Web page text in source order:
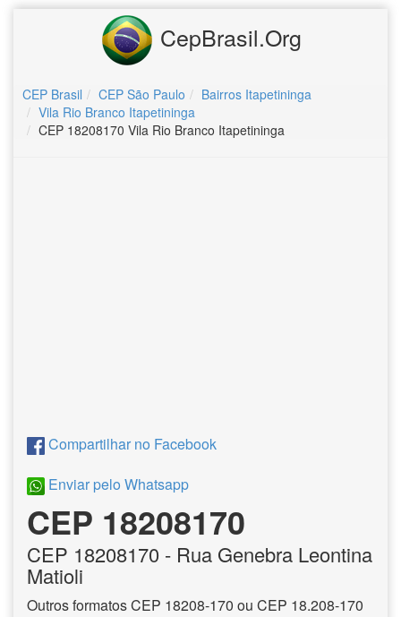
CepBrasil.Org
CEP Brasil CEP São Paulo
Bairros Itapetininga
Vila Rio Branco Itapetininga
CEP 18208170 Vila Rio Branco Itapetininga
Compartilhar no Facebook
Enviar pelo Whatsapp
CEP 18208170
CEP 18208170 - Rua Genebra Leontina
Matioli
Outros formatos CEP 18208-170 ou CEP 18.208-170